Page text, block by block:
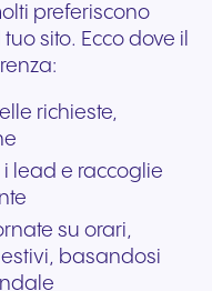
preferiscono
sito. Ecco dove il
richieste,
lead e raccoglie
su orari,
basandosi